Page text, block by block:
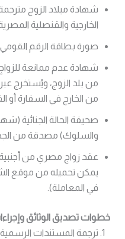
شهادة ميلاد الزوج
الخارجية والقنصلية
صورة بطاقة الرقم القومي
من بلد الزوج، ويُستخرج
من الخارج في السفارة أو
صحيفة الحالة الجنائية
والسلوك) مصدقة من
يمكن تحميله من موقع
في المعاملة).
خطوات تصديق الوثائق
ترجمة المستندات الرسمية